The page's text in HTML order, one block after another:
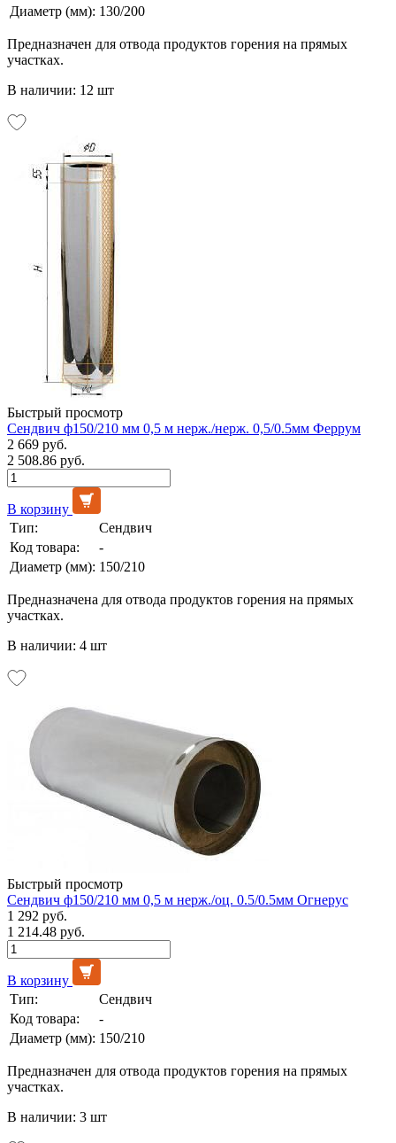
Диаметр (мм): 130/200
Предназначен для отвода продуктов горения на прямых
участках.
В наличии: 12 шт
Быстрый просмотр
Сендвич ф150/210 мм 0,5 м нерж./нерж. 0,5/0.5мм Феррум
2 669 руб.
2 508.86 руб.
В корзину
Тип:
Сендвич
Код товара:
-
Диаметр (мм): 150/210
Предназначена для отвода продуктов горения на прямых
участках.
В наличии: 4 шт
Быстрый просмотр
Сендвич ф150/210 мм 0,5 м нерж./оц. 0.5/0.5мм Огнерус
1 292 руб.
1 214.48 руб.
В корзину
Тип:
Сендвич
Код товара:
-
Диаметр (мм): 150/210
Предназначен для отвода продуктов горения на прямых
участках.
В наличии: 3 шт